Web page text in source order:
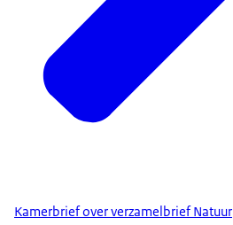
Kamerbrief over verzamelbrief Natuur